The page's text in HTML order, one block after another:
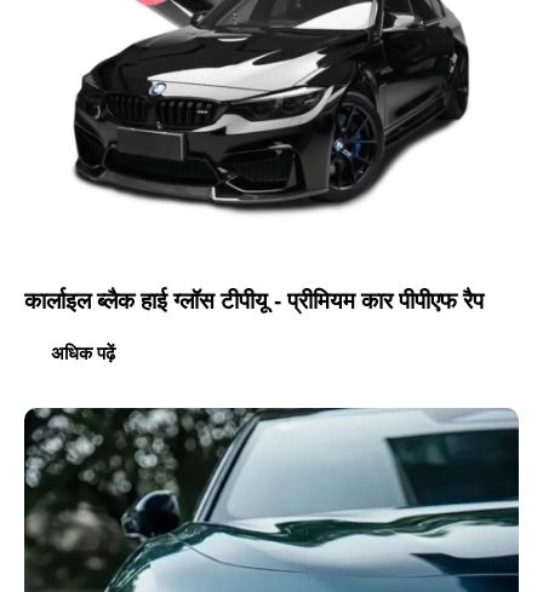
कार्लाइल ब्लैक हाई ग्लॉस टीपीयू - प्रीमियम कार पीपीएफ रैप
अधिक पढ़ें